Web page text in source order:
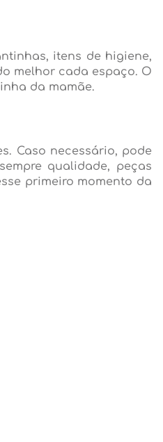
itens de higiene,
melhor cada espaço. O
da mamãe.
Caso necessário, pode
qualidade, peças
primeiro momento da